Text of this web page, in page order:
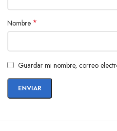
Nombre *
Guardar mi nombre, correo